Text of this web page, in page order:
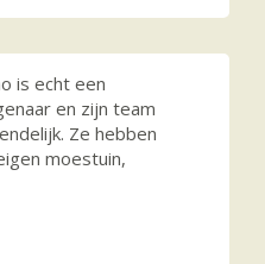
is echt een
en zijn team
Ze hebben
moestuin,